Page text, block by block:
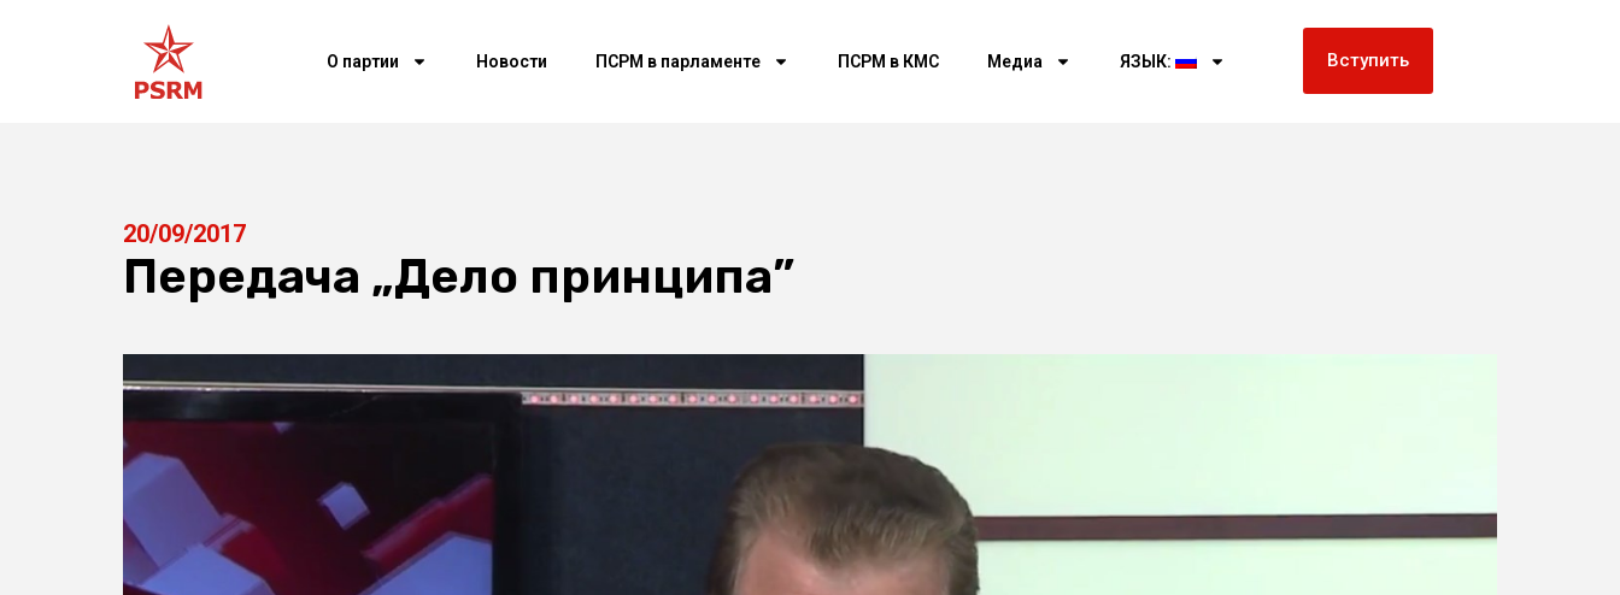
О партии Новости ПСРМ в парламенте ПСРМ в КМС Медиа ЯЗЫК: Вступить
20/09/2017
Передача „Дело принципа”